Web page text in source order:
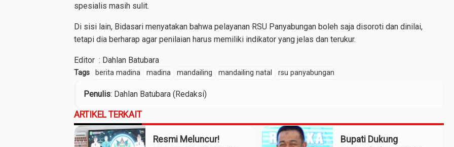
spesialis masih sulit.
Di sisi lain, Bidasari menyatakan bahwa pelayanan RSU Panyabungan boleh saja disoroti dan dinilai,
tetapi dia berharap agar penilaian harus memiliki indikator yang jelas dan terukur.
Editor : Dahlan Batubara
Tags berita madina madina mandailing mandailing natal rsu panyabungan
Penulis: Dahlan Batubara (Redaksi)
ARTIKEL TERKAIT
Resmi Meluncur!
Bupati Dukung